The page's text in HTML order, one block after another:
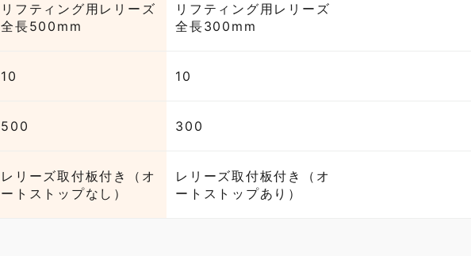
リフティング用レリーズ
全長500mm
リフティング用レリーズ
全長300mm
10 10
500 300
レリーズ取付板付き（オ
ートストップなし）
レリーズ取付板付き（オ
ートストップあり）